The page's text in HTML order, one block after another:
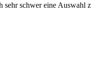
sehr schwer eine